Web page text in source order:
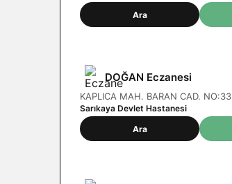
Ara
DOĞAN Eczanesi
KAPLICA MAH. BARAN CAD. NO:33
Sarıkaya Devlet Hastanesi
Ara